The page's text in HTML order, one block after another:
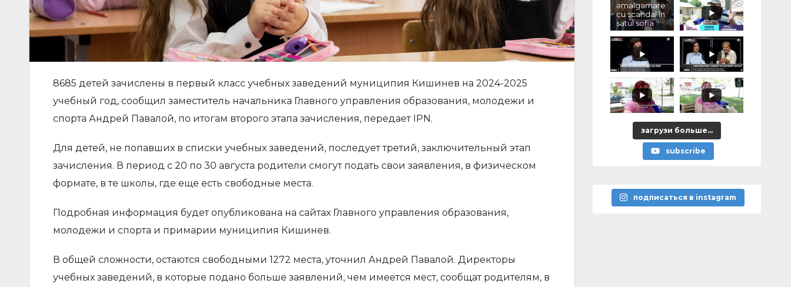
8685 детей зачислены в первый класс учебных заведений муниципия Кишинев на 2024-2025
учебный год, сообщил заместитель начальника Главного управления образования, молодежи и
спорта Андрей Павалой, по итогам второго этапа зачисления, передает IPN.
Для детей, не попавших в списки учебных заведений, последует третий, заключительный этап
зачисления. В период с 20 по 30 августа родители смогут подать свои заявления, в физическом
формате, в те школы, где еще есть свободные места.
Подробная информация будет опубликована на сайтах Главного управления образования,
молодежи и спорта и примарии муниципия Кишинев.
В общей сложности, остаются свободными 1272 места, уточнил Андрей Павалой. Директоры
учебных заведений, в которые подано больше заявлений, чем имеется мест, сообщат родителям, в
amalgamare
cu scandal în
satul sofia
загрузи больше...
subscribe
подписаться в instagram